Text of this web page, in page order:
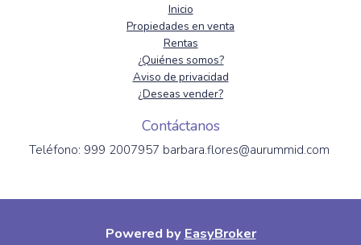
Inicio
Propiedades en venta
Rentas
¿Quiénes somos?
Aviso de privacidad
¿Deseas vender?
Contáctanos
Teléfono: 999 2007957 barbara.flores@aurummid.com
Powered by EasyBroker